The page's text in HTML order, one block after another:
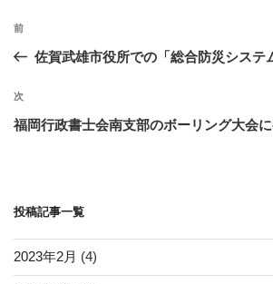
投
ビ
ゲ
ン
過
去
投
稿
前
佐賀武雄市役所での「総合防災システ
次
の
次
福岡行政書士会南支部のボーリング大会
投稿記事一覧
2023年2月 (4)